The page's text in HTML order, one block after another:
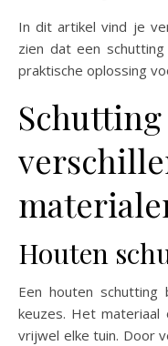
In dit artikel vind je
zien dat een
praktische oplossing
Houten
Een houten
keuzes. Het
vrijwel elke tuin. Door